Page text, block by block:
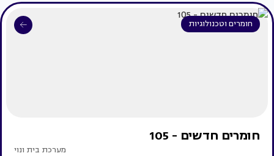
חומרים וטכנולוגיות
חומרים חדשים - 105
מערכת בית ונוי